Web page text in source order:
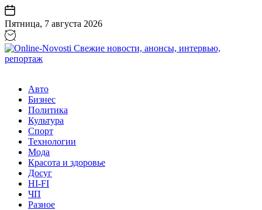
Перейти
к
содержанию
Пятница, 7 августа 2026
Свежие
новости,
анонсы,
интервью,
репортаж
Авто
Бизнес
Политика
Культура
Спорт
Технологии
Мода
Красота и здоровье
Досуг
HI-FI
ЧП
Разное